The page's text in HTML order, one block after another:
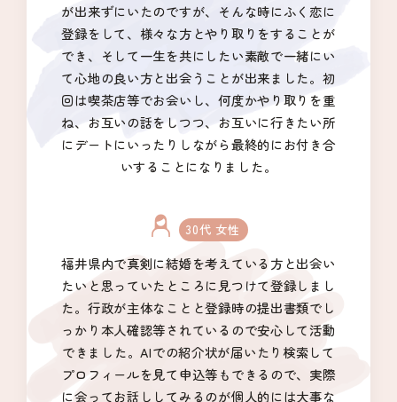
婚活支援事業
お役立ち情報
その他
このサイトについて・問合せ先
プライバシーポリシー
サイトマップ
が出来ずにいたのですが、そんな時にふく恋に
登録をして、様々な方とやり取りをすることが
でき、そして一生を共にしたい素敵で一緒にい
て心地の良い方と出会うことが出来ました。初
回は喫茶店等でお会いし、何度かやり取りを重
ね、お互いの話をしつつ、お互いに行きたい所
にデートにいったりしながら最終的にお付き合
いすることになりました。
30代 女性
福井県内で真剣に結婚を考えている方と出会い
たいと思っていたところに見つけて登録しまし
た。行政が主体なことと登録時の提出書類でし
っかり本人確認等されているので安心して活動
できました。AIでの紹介状が届いたり検索して
プロフィールを見て申込等もできるので、実際
に会ってお話ししてみるのが個人的には大事な